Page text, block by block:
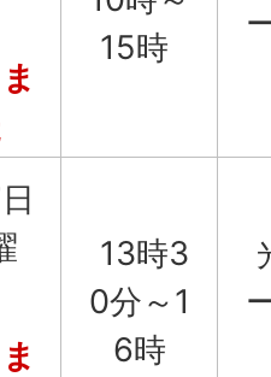
15時
13時3
0分～1
6時